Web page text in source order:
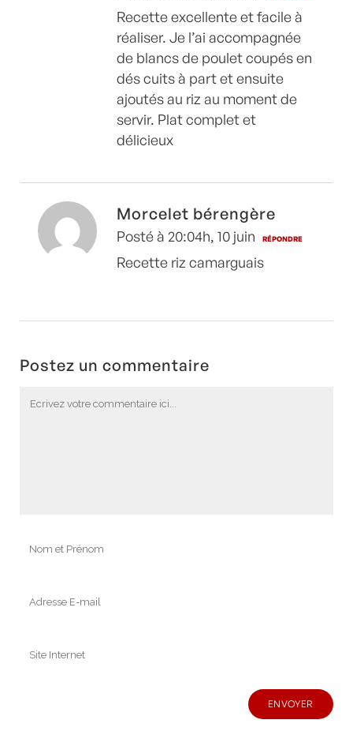
Recette excellente et facile à
réaliser. Je l’ai accompagnée
de blancs de poulet coupés en
dés cuits à part et ensuite
ajoutés au riz au moment de
servir. Plat complet et
délicieux
Morcelet bérengère
Posté à 20:04h, 10 juin RÉPONDRE
Recette riz camarguais
Postez un commentaire